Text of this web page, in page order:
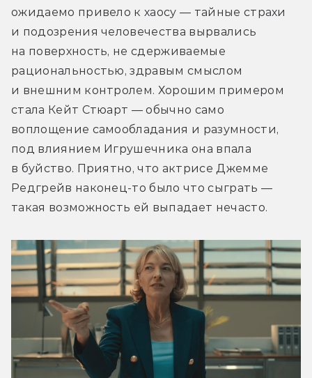
ожидаемо привело к хаосу — тайные страхи
и подозрения человечества вырвались
на поверхность, не сдерживаемые
рациональностью, здравым смыслом
и внешним контролем. Хорошим примером
стала Кейт Стюарт — обычно само
воплощение самообладания и разумности,
под влиянием Игрушечника она впала
в буйство. Приятно, что актрисе Джемме
Редгрейв наконец-то было что сыграть —
такая возможность ей выпадает нечасто.